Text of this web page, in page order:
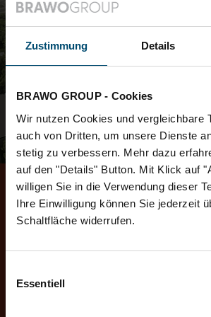
Zustimmung Details
BRAWO GROUP - Cookies
Wir nutzen Cookies und vergleichbare
auch von Dritten, um unsere Dienste
stetig zu verbessern. Mehr dazu
auf den "Details" Button. Mit Klick auf
willigen Sie in die Verwendung dieser
Ihre Einwilligung können Sie jederzeit
Schaltfläche widerrufen.
Essentiell
Full-Service rund um
Möchten Sie eine Immobilie kaufen
Benötigen Sie eine Finanzierung,
bei der Rückbildung einer Immobilie?